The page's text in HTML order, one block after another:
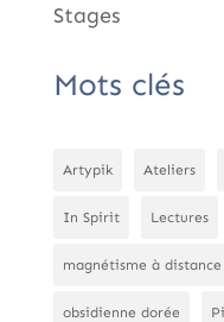
Stages
Mots clés
Artypik Ateliers
In Spirit Lectures
magnétisme à distance
obsidienne dorée